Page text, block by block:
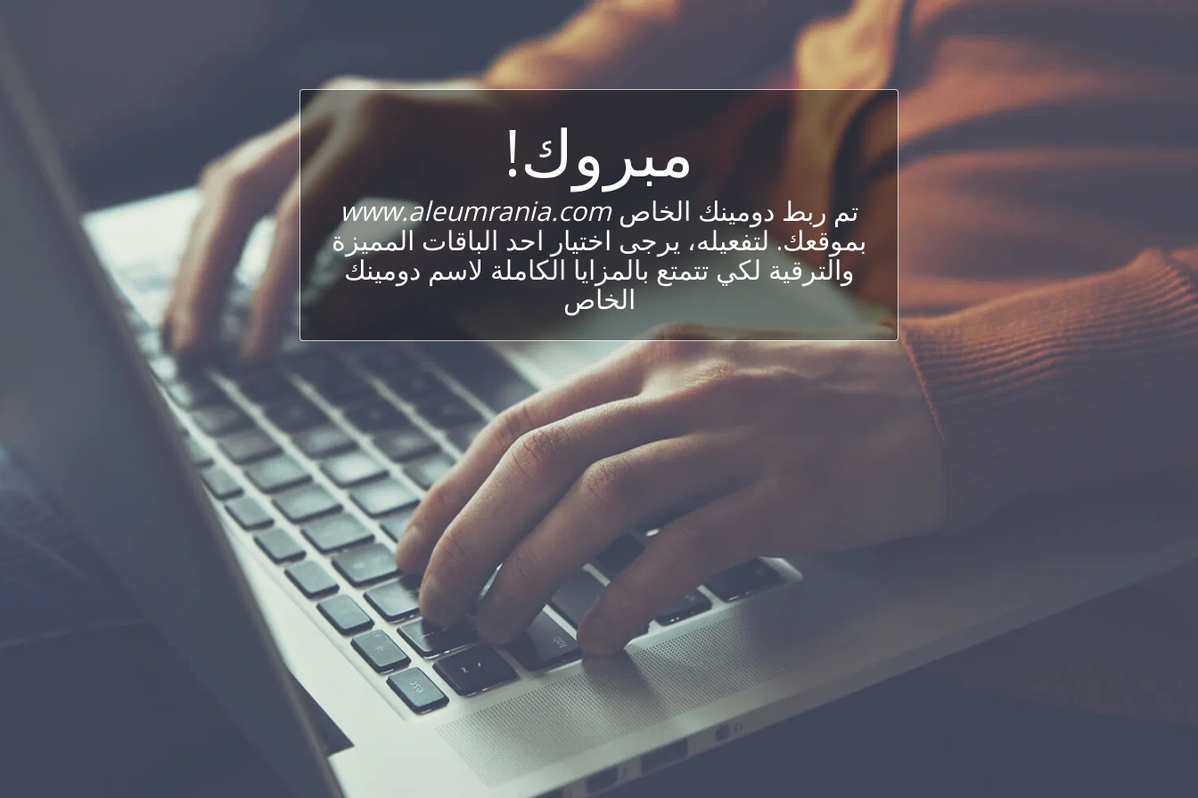
مبروك!
تم ربط دومينك الخاصwww.aleumrania.com
بموقعك. لتفعيله، يرجى اختيار احد الباقات المميزة
والترقية لكي تتمتع بالمزايا الكاملة لاسم دومينك
الخاص